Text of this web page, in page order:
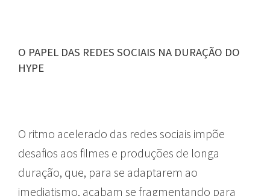
O PAPEL DAS REDES SOCIAIS NA DURAÇÃO DO
HYPE
O ritmo acelerado das redes sociais impõe
desafios aos filmes e produções de longa
duração, que, para se adaptarem ao
imediatismo, acabam se fragmentando para